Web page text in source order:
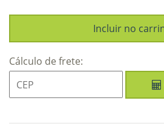
Cálculo de frete: